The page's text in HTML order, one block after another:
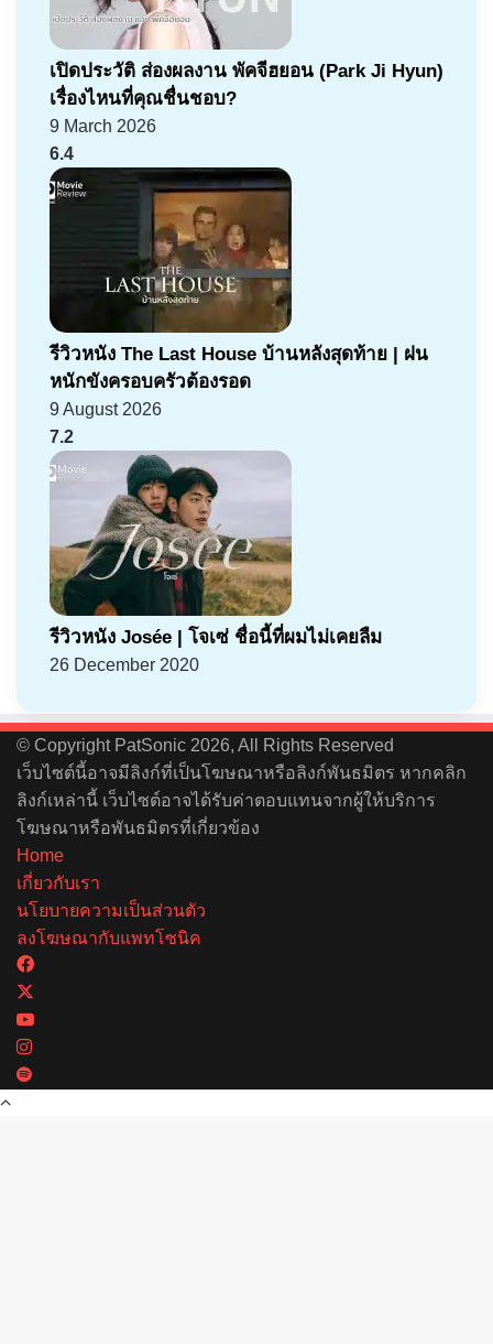
เปิดประวัติ ส่องผลงาน พัคจีฮยอน (Park Ji Hyun)
เรื่องไหนที่คุณชื่นชอบ?
9 March 2026
6.4
รีวิวหนัง The Last House บ้านหลังสุดท้าย | ฝน
หนักขังครอบครัวต้องรอด
9 August 2026
7.2
รีวิวหนัง Josée | โจเซ่ ชื่อนี้ที่ผมไม่เคยลืม
26 December 2020
© Copyright PatSonic 2026, All Rights Reserved
เว็บไซต์นี้อาจมีลิงก์ที่เป็นโฆษณาหรือลิงก์พันธมิตร หากคลิก
ลิงก์เหล่านี้ เว็บไซต์อาจได้รับค่าตอบแทนจากผู้ให้บริการ
โฆษณาหรือพันธมิตรที่เกี่ยวข้อง
Home
เกี่ยวกับเรา
นโยบายความเป็นส่วนตัว
ลงโฆษณากับแพทโซนิค